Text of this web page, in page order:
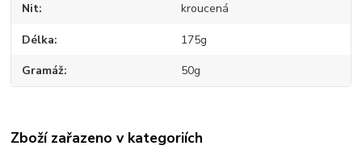
Nit kroucená
Délka 175g
Gramáž 50g
Zboží zařazeno v kategoriích